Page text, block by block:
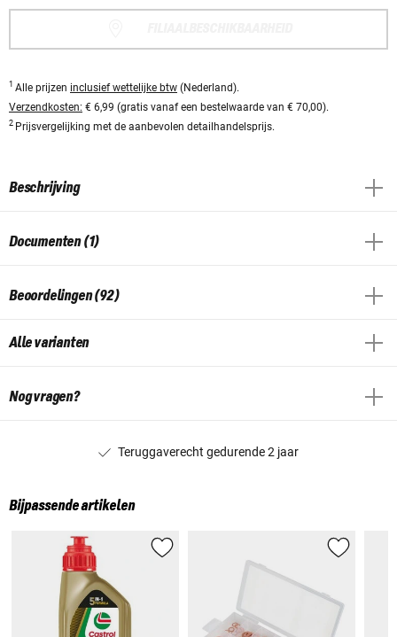
1 Alle prijzen inclusief wettelijke btw (Nederland).
Verzendkosten: € 6,99 (gratis vanaf een bestelwaarde van € 70,00).
2 Prijsvergelijking met de aanbevolen detailhandelsprijs.
Beschrijving
Documenten (1)
Beoordelingen (92)
Alle varianten
Nog vragen?
Teruggaverecht gedurende 2 jaar
Bijpassende artikelen